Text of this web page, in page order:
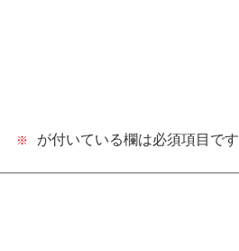
※
が付いている欄は必須項目です